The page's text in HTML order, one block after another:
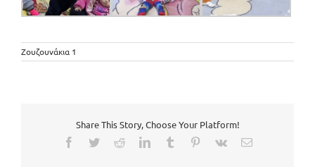
Ζουζουνάκια 1
Share This Story, Choose Your Platform!
Facebook
TwitterRedditLinkedInTumblr Pinterest
Vk Email